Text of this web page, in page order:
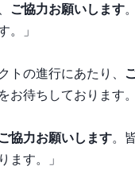
ご協力お願いします
。」
トの進行にあたり、
お待ちしております。
協力お願いします。
ます。」